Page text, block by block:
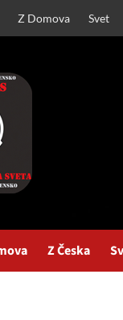
Z Domova Svet
Z Česka